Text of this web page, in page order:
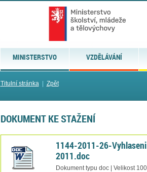
MINISTERSTVO VZDĚLÁVÁNÍ
Titulní stránka| Zpět
DOKUMENT KE STAŽENÍ
1144-2011-26-
2011.doc
Dokument typu doc | Velikost